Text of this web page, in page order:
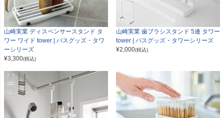
山崎実業 ディスペンサースタンド タ
ワー ワイド tower | バスグッズ・タワ
ーシリーズ
¥3,300(税込)
山崎実業 歯ブラシスタンド 5連 タワー
tower | バスグッズ・タワーシリーズ
¥2,000(税込)